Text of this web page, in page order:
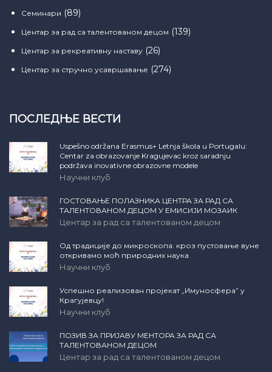
Семинари (89)
Центар за рад са талентованом децом (139)
Центар за рекреативну наставу (26)
Центар за стручно усавршавање (274)
ПОСЛЕДЊЕ ВЕСТИ
Uspešno održana Erasmus+ Letnja škola u Portugalu:
Centar za obrazovanje Kragujevac kroz saradnju
podržava inovativne obrazovne modele
Научни клуб
ГОСТОВАЊЕ ПОЛАЗНИКА ЦЕНТРА ЗА РАД СА
ТАЛЕНТОВАНОМ ДЕЦОМ У ЕМИСИЈИ МОЗАИК
Центар за рад са талентованом децом
Од традиције до микроскопа: кроз пустовање вуне
откривамо моћ природних наука
Научни клуб
Успешно реализован пројекат „Имуносфера” у
Крагујевцу!
Научни клуб
ПОЗИВ ЗА ПРИЈАВУ МЕНТОРА ЗА РАД СА
ТАЛЕНТОВАНОМ ДЕЦОМ
Центар за рад са талентованом децом